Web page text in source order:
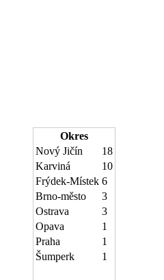
Okres
Nový Jičín
18
Karviná
10
Frýdek-Místek 6
Brno-město
3
Ostrava
3
Opava
1
Praha
1
Šumperk
1